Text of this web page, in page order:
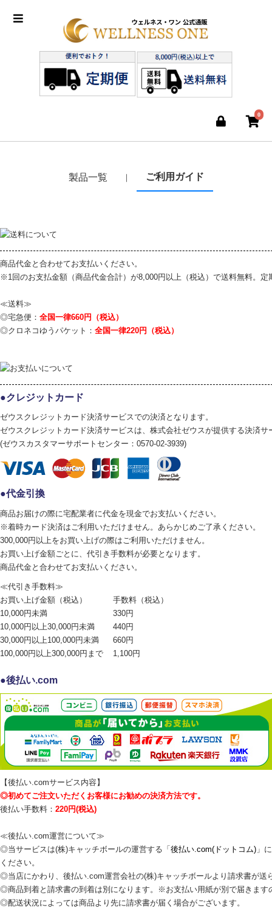
0
製品一覧 ｜ ご利用ガイド
商品代金と合わせてお支払いください。
※1回のお支払金額（商品代金合計）が8,000円以上（税込）で送料無料。定
≪送料≫
◎宅急便： 全国一律660円（税込）
◎クロネコゆうパケット： 全国一律220円（税込）
クレジットカード
ゼウスクレジットカード決済サービスでの決済となります。
ゼウスクレジットカード決済サービスは、株式会社ゼウスが提供する決済サ
(ゼウスカスタマーサポートセンター：0570-02-3939)
代金引換
商品お届けの際に宅配業者に代金を現金でお支払いください。
※着時カード決済はご利用いただけません。あらかじめご了承ください。
300,000円以上をお買い上げの際はご利用いただけません。
お買い上げ金額ごとに、代引き手数料が必要となります。
商品代金と合わせてお支払いください。
≪代引き手数料≫
お買い上げ金額（税込）
手数料（税込）
10,000円未満
330円
10,000円以上30,000円未満
440円
30,000円以上100,000円未満
660円
100,000円以上300,000円まで 1,100円
後払い.com
【後払い.comサービス内容】
◎初めてご注文いただくお客様にお勧めの決済方法です。
後払い手数料： 220円(税込)
≪後払い.com運営について≫
◎当サービスは(株)キャッチボールの運営する「 後払い.com(ドットコム) 」
ください。
◎当店にかわり、後払い.com運営会社の(株)キャッチボールより請求書が送
◎商品到着と請求書の到着は別になります。※お支払い用紙が別で届きます
◎配送状況によっては商品より先に請求書が届く場合がございます。